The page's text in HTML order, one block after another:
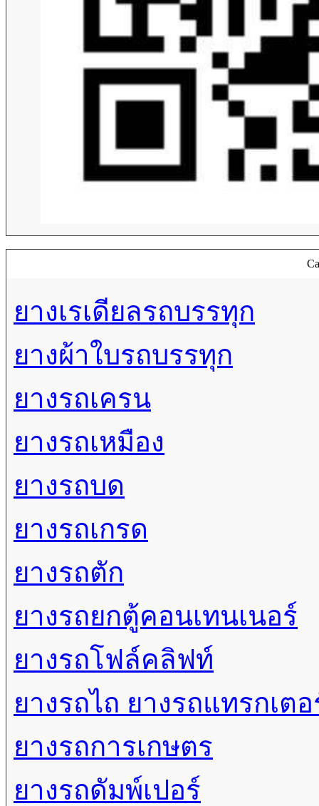
ยางเรเดียลรถบรรทุก
ยางผ้าใบรถบรรทุก
ยางรถเครน
ยางรถเหมือง
ยางรถบด
ยางรถเกรด
ยางรถตัก
ยางรถยกตู้คอนเทนเนอร์
ยางรถโฟล์คลิฟท์
ยางรถไถ ยางรถแทรกเตอ
ยางรถการเกษตร
ยางรถดัมพ์เปอร์